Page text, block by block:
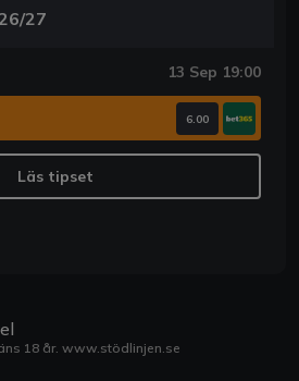
27
13 Sep 19:00
6.00
Läs tipset
18 år. www.stödlinjen.se